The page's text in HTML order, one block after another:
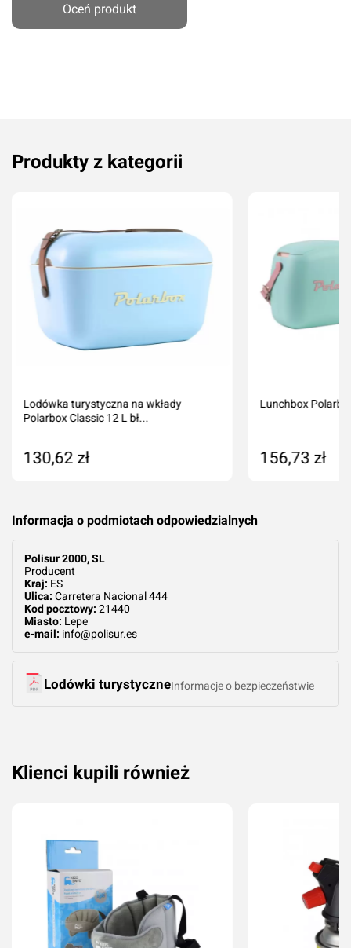
Oceń produkt
Produkty z kategorii
Lodówka turystyczna na wkłady
Polarbox Classic 12 L bł...
130,62 zł
Lunchbox
156,73 zł
Informacja o podmiotach odpowiedzialnych
Polisur 2000, SL
Producent
Kraj: ES
Ulica: Carretera Nacional 444
Kod pocztowy: 21440
Miasto: Lepe
e-mail: info@polisur.es
Lodówki turystyczneInformacje o bezpieczeństwie
Klienci kupili również